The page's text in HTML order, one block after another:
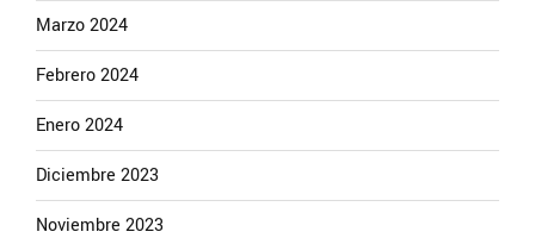
Marzo 2024
Febrero 2024
Enero 2024
Diciembre 2023
Noviembre 2023